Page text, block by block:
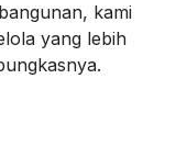
kami
yang lebih